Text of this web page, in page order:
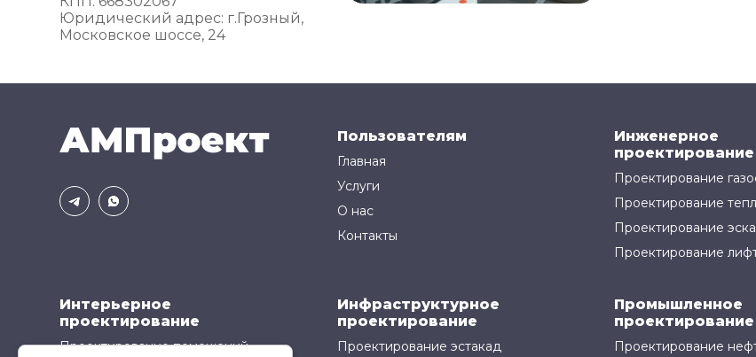
Юридический адрес: г.Грозный,
Московское шоссе, 24
Пользователям
Главная
Услуги
О нас
Контакты
Инженерное
проектирование
Проектирование
Проектирование
Проектирование
Проектирование
Интерьерное
проектирование
Проектирование помещений
Инфраструктурное
проектирование
Проектирование эстакад
Промышленное
проектирование
Проектирование